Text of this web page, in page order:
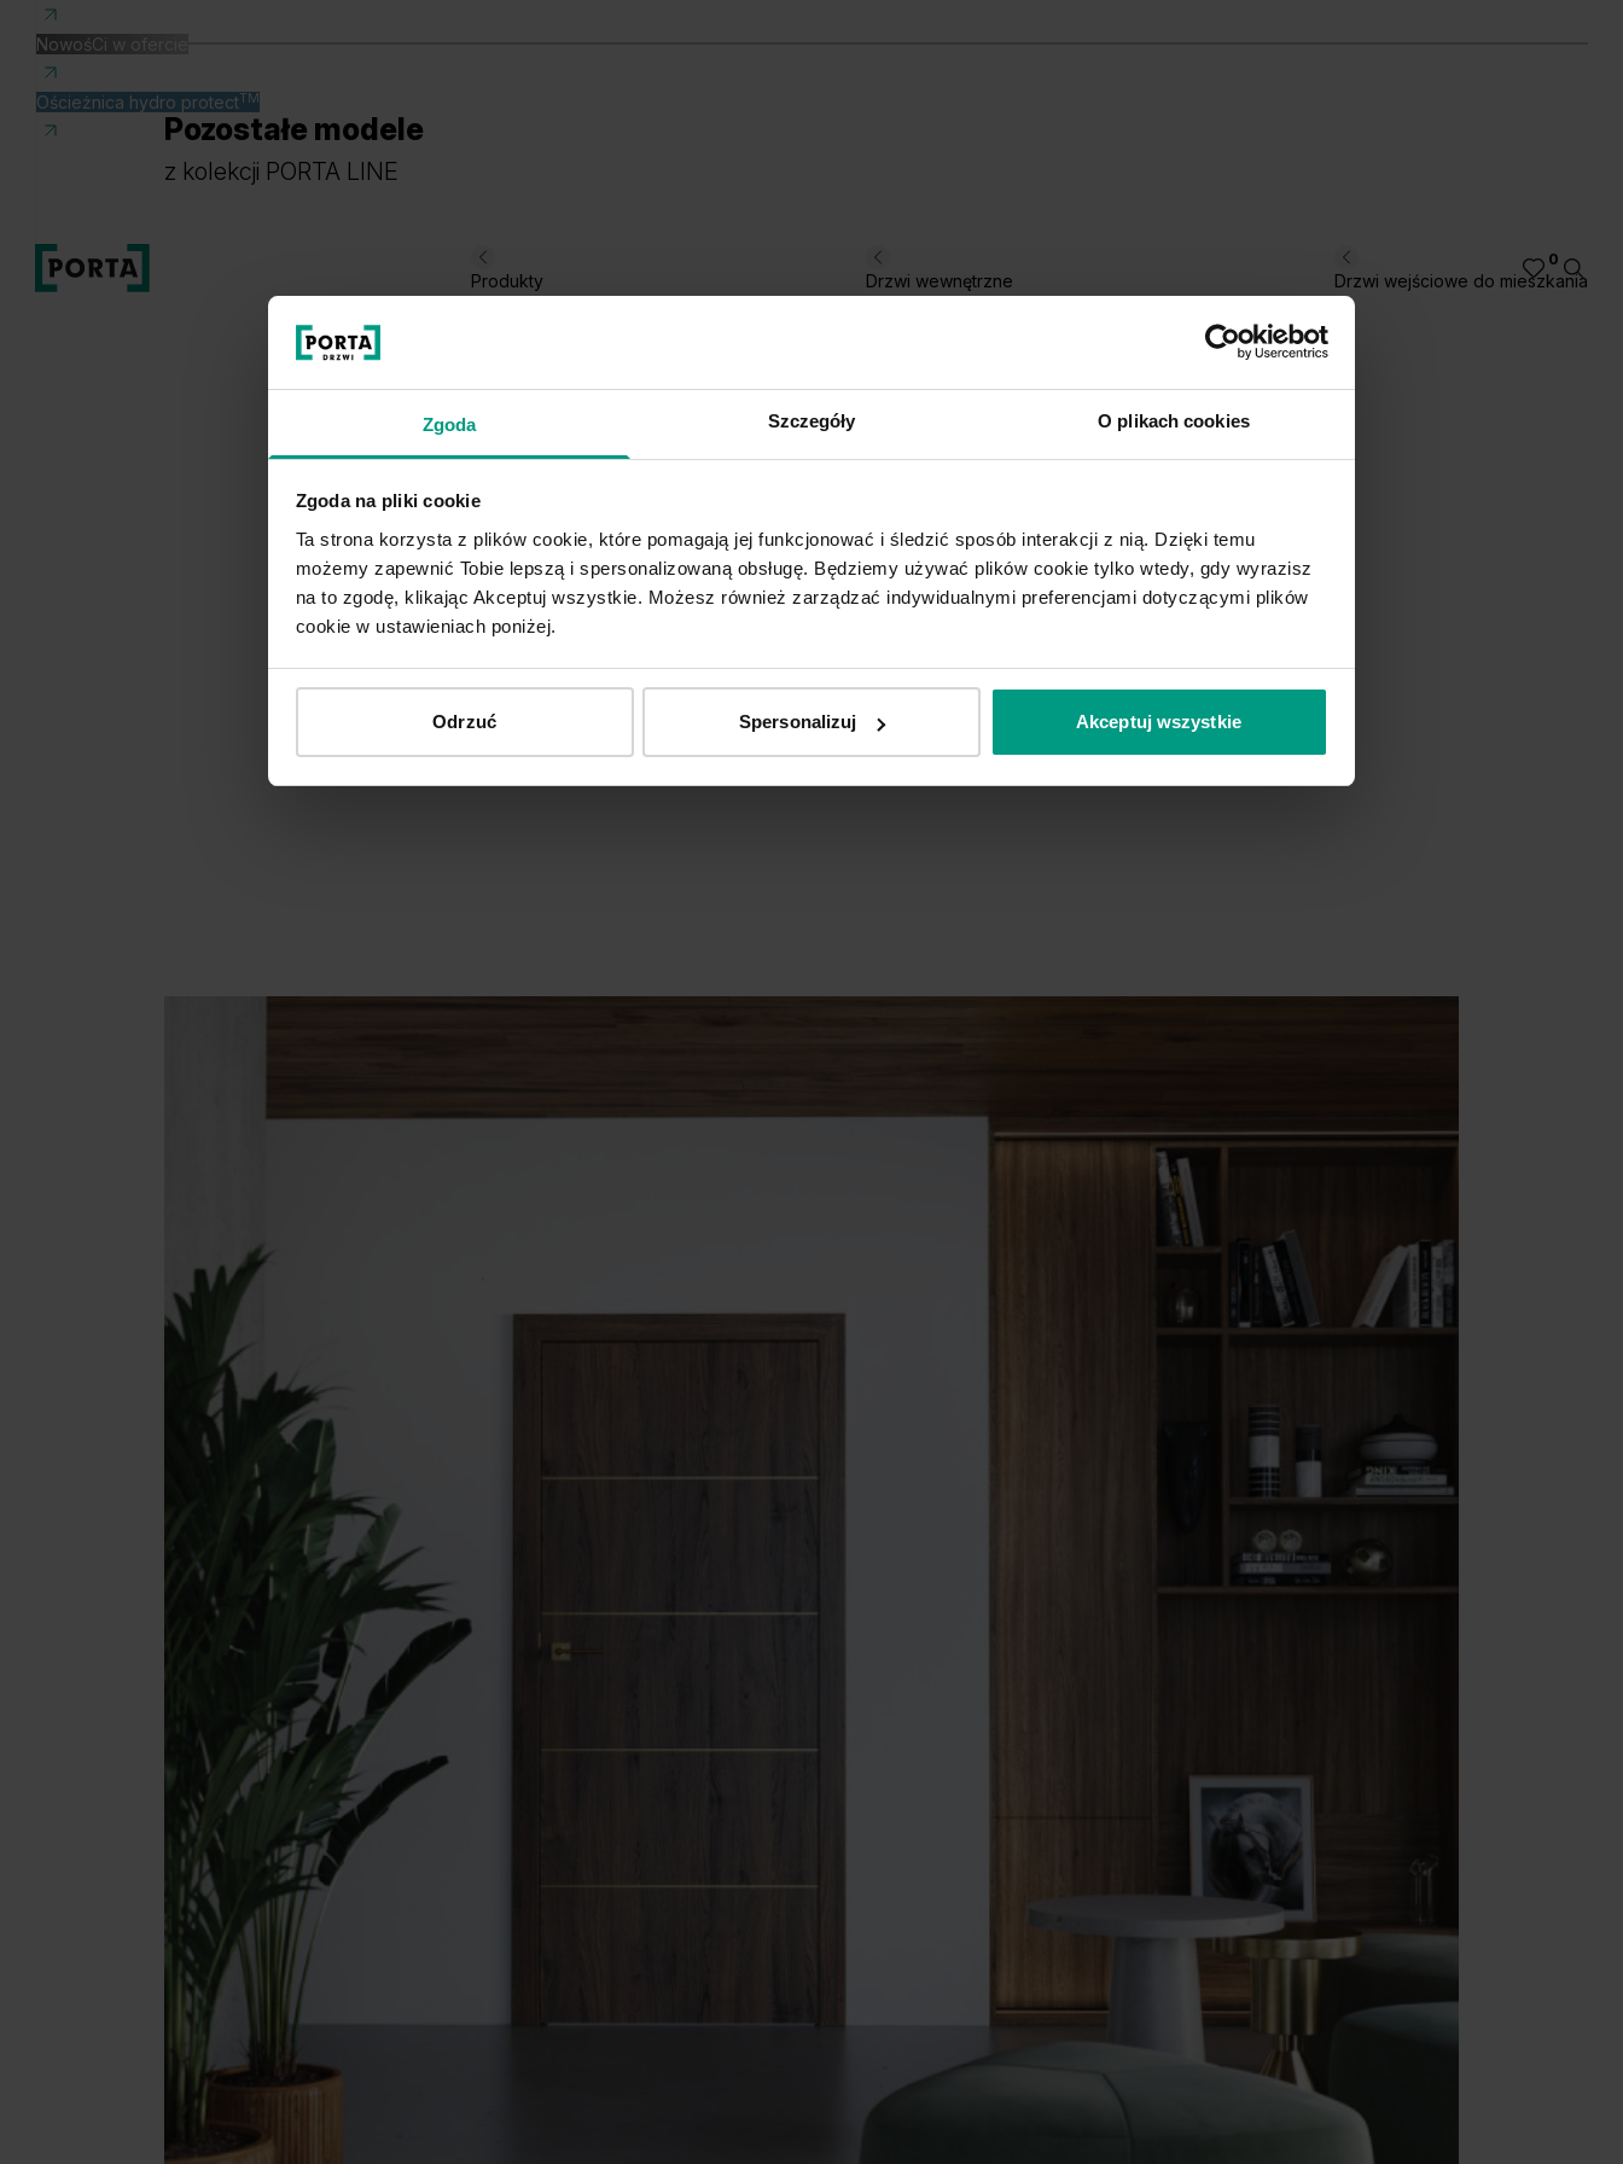
Zgoda Szczegóły O plikach cookies
Zgoda na pliki cookie
Ta strona korzysta z plików cookie, które pomagają jej funkcjonować i śledzić sposób interakcji z nią. Dzięki temu
możemy zapewnić Tobie lepszą i spersonalizowaną obsługę. Będziemy używać plików cookie tylko wtedy, gdy wyrazisz
na to zgodę, klikając Akceptuj wszystkie. Możesz również zarządzać indywidualnymi preferencjami dotyczącymi plików
cookie w ustawieniach poniżej.
Odrzuć Spersonalizuj Akceptuj wszystkie
NowośCi w ofercie
Ościeżnica hydro protectTM
Produkty Drzwi wewnętrzne Drzwi wejściowe do mieszkania
0
Pozostałe modele
z kolekcji PORTA LINE
E.1 czarne intarsje E.1 srebrne intarsje